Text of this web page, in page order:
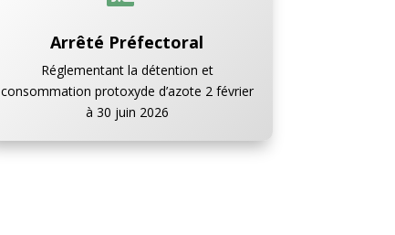
Arrêté Préfectoral
Réglementant la détention et
consommation protoxyde d’azote 2 février
à 30 juin 2026